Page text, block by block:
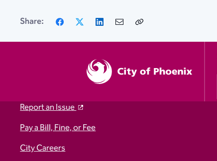
Share: Facebook LinkedIn
Email
Report an Issue
Pay a Bill, Fine, or Fee
City Careers